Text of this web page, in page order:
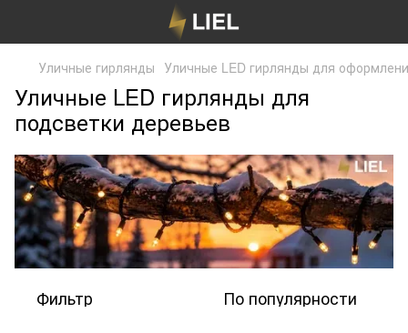
Уличные гирлянды Уличные LED гирлянды для
Уличные LED гирлянды для
подсветки деревьев
Фильтр По популярности